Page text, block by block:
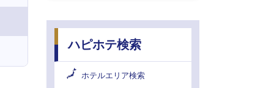
ハピホテ検索
ホテルエリア検索